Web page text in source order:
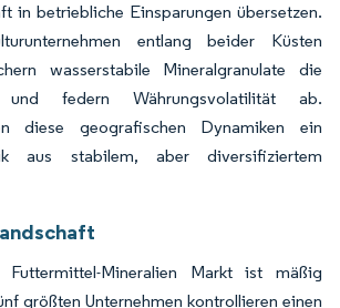
in betriebliche Einsparungen übersetzen.
entlang beider Küsten
wasserstabile Mineralgranulate die
und federn Währungsvolatilität ab.
diese geografischen Dynamiken ein
aus stabilem, aber diversifiziertem
Futtermittel-Mineralien Markt ist mäßig
größten Unternehmen kontrollieren einen